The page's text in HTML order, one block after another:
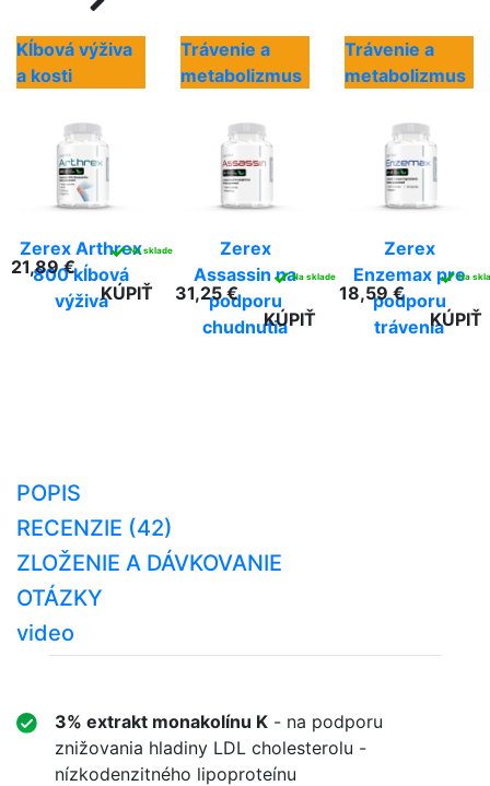
Kĺbová výživa
a kosti
Zerex Arthrex
800 kĺbová
výživa
21,89 €
✓ Na sklade
KÚPIŤ
Trávenie a
metabolizmus
Zerex
Assassin na
podporu
chudnutia
31,25 €
✓ Na sklade
KÚPIŤ
Trávenie a
metabolizmus
Zerex
Enzemax pre
podporu
trávenia
18,59 €
✓ Na
KÚPIŤ
POPIS
RECENZIE (42)
ZLOŽENIE A DÁVKOVANIE
OTÁZKY
video
3% extrakt monakolínu K - na podporu
znižovania hladiny LDL cholesterolu -
nízkodenzitného lipoproteínu